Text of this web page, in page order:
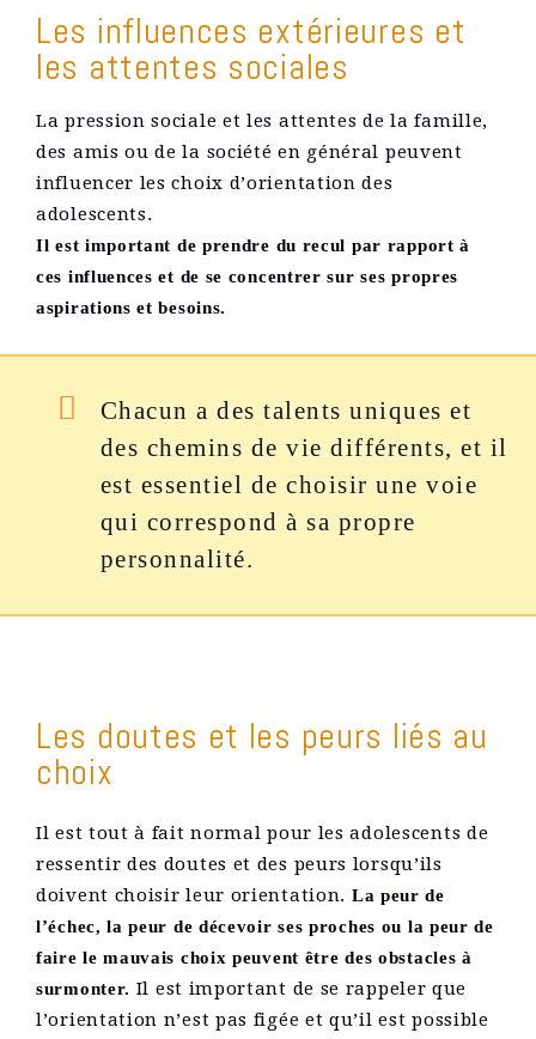
Les influences extérieures et
les attentes sociales
La pression sociale et les attentes de la famille,
des amis ou de la société en général peuvent
influencer les choix d’orientation des
adolescents.
Il est important de prendre du recul par rapport à
ces influences et de se concentrer sur ses propres
aspirations et besoins.
Chacun a des talents uniques et
des chemins de vie différents, et il
est essentiel de choisir une voie
qui correspond à sa propre
personnalité.
Les doutes et les peurs liés au
choix
Il est tout à fait normal pour les adolescents de
ressentir des doutes et des peurs lorsqu’ils
doivent choisir leur orientation. La peur de
l’échec, la peur de décevoir ses proches ou la peur de
faire le mauvais choix peuvent être des obstacles à
surmonter. Il est important de se rappeler que
l’orientation n’est pas figée et qu’il est possible